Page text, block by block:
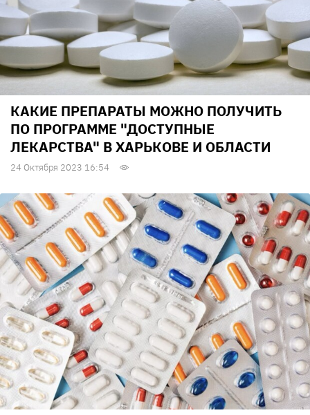
КАКИЕ ПРЕПАРАТЫ МОЖНО ПОЛУЧИТЬ
ПО ПРОГРАММЕ "ДОСТУПНЫЕ
ЛЕКАРСТВА" В ХАРЬКОВЕ И ОБЛАСТИ
24 Октября 2023 16:54